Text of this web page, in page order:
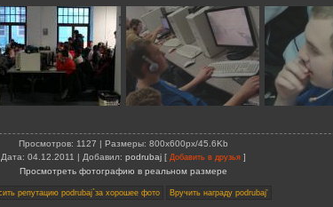
Просмотров: 1127 | Размеры: 800x600px/45.6Kb
Дата: 04.12.2011 | Добавил: podrubaj[ Добавить в друзья]
Просмотреть фотографию в реальном размере